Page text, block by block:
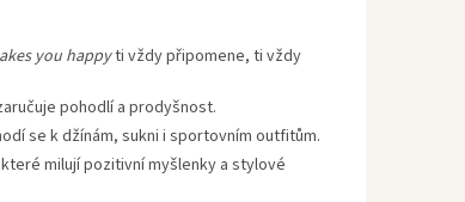
you happyti vždy připomene, ti vždy
pohodlí a prodyšnost.
se k džínám, sukni i sportovním outfitům.
milují pozitivní myšlenky a stylové